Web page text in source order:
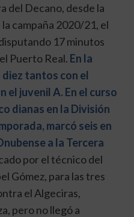
del Decano, desde la
campaña 2020/21, el
17 minutos
Puerto Real. En la
tantos con el
el juvenil A. En el curso
dianas en la División
marcó seis en
a la Tercera
por el técnico del
Gómez, para las tres
el Algeciras,
pero no llegó a